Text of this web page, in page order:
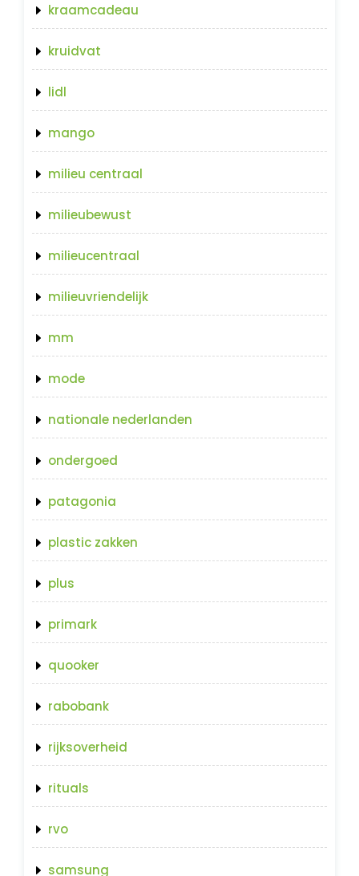
kraamcadeau
kruidvat
lidl
mango
milieu centraal
milieubewust
milieucentraal
milieuvriendelijk
mm
mode
nationale nederlanden
ondergoed
patagonia
plastic zakken
plus
primark
quooker
rabobank
rijksoverheid
rituals
rvo
samsung